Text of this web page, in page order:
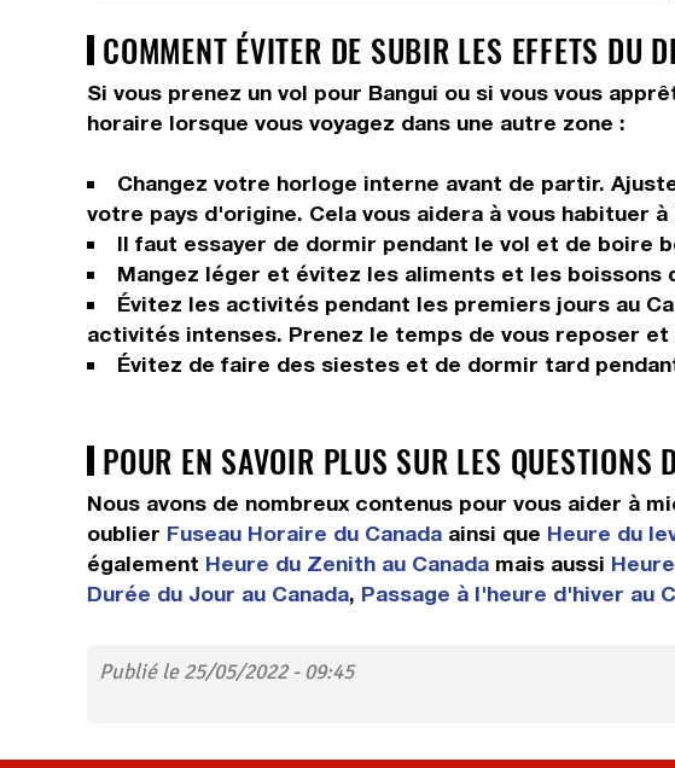
COMMENT ÉVITER DE SUBIR LES EFFETS DU
Si vous prenez un vol pour Bangui ou si vous vous
horaire lorsque vous voyagez dans une autre zone :
Changez votre horloge interne avant de partir.
votre pays d'origine. Cela vous aidera à vous habituer
Il faut essayer de dormir pendant le vol et de boire
Mangez léger et évitez les aliments et les boissons
Évitez les activités pendant les premiers jours au
activités intenses. Prenez le temps de vous reposer
Évitez de faire des siestes et de dormir tard
POUR EN SAVOIR PLUS SUR LES QUESTIONS
Nous avons de nombreux contenus pour vous aider à
oublier Fuseau Horaire du Canada ainsi que Heure du
également Heure du Zenith au Canada mais aussi
Durée du Jour au Canada, Passage à l'heure d'hiver au
Publié le 25/05/2022 - 09:45